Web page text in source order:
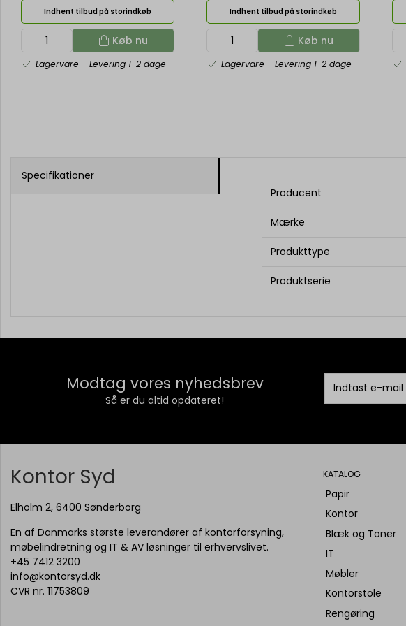
Indhent tilbud på storindkøb
Køb nu
Lagervare - Levering 1-2 dage
Indhent tilbud på storindkøb
Køb nu
Lagervare - Levering 1-2 dage
Specifikationer
Producent
Mærke
Produkttype
Produktserie
Modtag vores nyhedsbrev
Så er du altid opdateret!
Kontor Syd
Elholm 2, 6400 Sønderborg
En af Danmarks største leverandører af kontorforsyning,
møbelindretning og IT & AV løsninger til erhvervslivet.
+45 7412 3200
info@kontorsyd.dk
CVR nr. 11753809
KATALOG
Papir
Kontor
Blæk og Toner
IT
Møbler
Kontorstole
Rengøring